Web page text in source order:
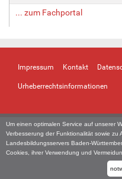
Um einen optimalen Service auf unserer
Verbesserung der Funktionalität sowie zu
Landesbildungsservers Baden-
Cookies, ihrer Verwendung und
r
G
e
... zum Fachportal
Impressum Kontakt
Urheberrechtsinformationen